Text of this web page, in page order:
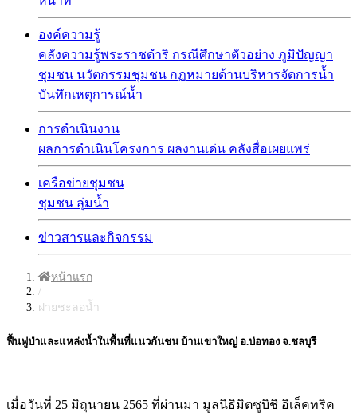
องค์ความรู้
คลังความรู้พระราชดำริ กรณีศึกษาตัวอย่าง ภูมิปัญญา
ชุมชน นวัตกรรมชุมชน กฏหมายด้านบริหารจัดการน้ำ
บันทึกเหตุการณ์น้ำ
การดำเนินงาน
ผลการดำเนินโครงการ ผลงานเด่น คลังสื่อเผยแพร่
เครือข่ายชุมชน
ชุมชน ลุ่มน้ำ
ข่าวสารและกิจกรรม
หน้าแรก
/
ฝายชะลอน้ำ
ฟื้นฟูป่าและแหล่งน้ำในพื้นที่แนวกันชน บ้านเขาใหญ่ อ.บ่อทอง จ.ชลบุรี
เมื่อวันที่ 25 มิถุนายน 2565 ที่ผ่านมา มูลนิธิมิตซูบิชิ อิเล็คทริค